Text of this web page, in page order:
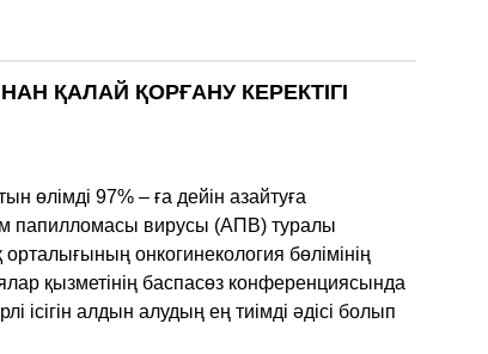
ҚАЛАЙ ҚОРҒАНУ КЕРЕКТІГІ
өлімді 97% – ға дейін азайтуға
папилломасы вирусы (АПВ) туралы
онкогинекология бөлімінің
қызметінің баспасөз конференциясында
алдын алудың ең тиімді әдісі болып